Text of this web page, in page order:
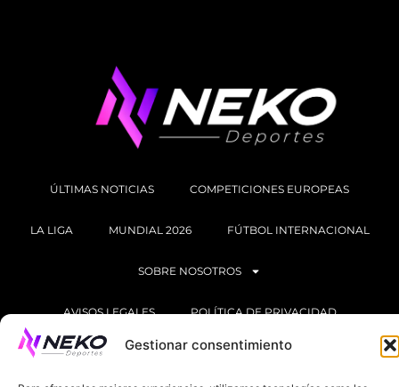
Gestionar consentimiento
ÚLTIMAS NOTICIAS COMPETICIONES EUROPEAS
LA LIGA MUNDIAL 2026 FÚTBOL INTERNACIONAL
SOBRE NOSOTROS
AVISOS LEGALES POLÍTICA DE PRIVACIDAD
POLÍTICA DE COOKIES